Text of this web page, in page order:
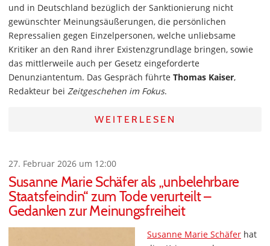
und in Deutschland bezüglich der Sanktionierung nicht
gewünschter Meinungsäußerungen, die persönlichen
Repressalien gegen Einzelpersonen, welche unliebsame
Kritiker an den Rand ihrer Existenzgrundlage bringen, sowie
das mittlerweile auch per Gesetz eingeforderte
Denunziantentum. Das Gespräch führte Thomas Kaiser,
Redakteur bei Zeitgeschehen im Fokus.
WEITERLESEN
27. Februar 2026 um 12:00
Susanne Marie Schäfer als „unbelehrbare
Staatsfeindin“ zum Tode verurteilt –
Gedanken zur Meinungsfreiheit
Susanne Marie Schäfer hat